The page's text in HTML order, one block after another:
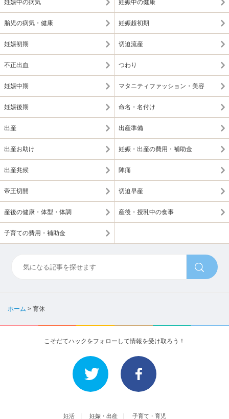
妊娠中の病気 妊娠中の健康
胎児の病気・健康 妊娠超初期
妊娠初期 切迫流産
不正出血 つわり
妊娠中期 マタニティファッション・美容
妊娠後期 命名・名付け
出産 出産準備
出産お助け 妊娠・出産の費用・補助金
出産兆候 陣痛
帝王切開 切迫早産
産後の健康・体型・体調 産後・授乳中の食事
子育ての費用・補助金
ホーム > 育休
こそだてハックをフォローして情報を受け取ろう！
妊活 妊娠・出産 子育て・育児